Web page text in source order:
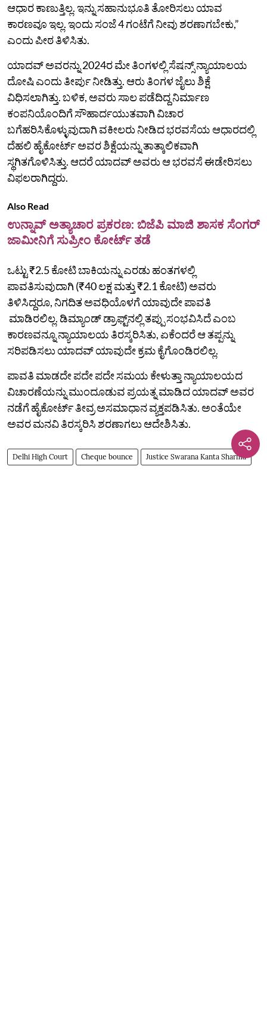
ಆಧಾರ ಕಾಣುತ್ತಿಲ್ಲ. ಇನ್ನು ಸಹಾನುಭೂತಿ ತೋರಿಸಲು ಯಾವ
ಕಾರಣವೂ ಇಲ್ಲ. ಇಂದು ಸಂಜೆ 4 ಗಂಟೆಗೆ ನೀವು ಶರಣಾಗಬೇಕು,”
ಎಂದು ಪೀಠ ತಿಳಿಸಿತು.
ಯಾದವ್ ಅವರನ್ನು 2024ರ ಮೇ ತಿಂಗಳಲ್ಲಿ ಸೆಷನ್ಸ್ ನ್ಯಾಯಾಲಯ
ದೋಷಿ ಎಂದು ತೀರ್ಪು ನೀಡಿತ್ತು. ಆರು ತಿಂಗಳ ಜೈಲು ಶಿಕ್ಷೆ
ವಿಧಿಸಲಾಗಿತ್ತು. ಬಳಿಕ, ಅವರು ಸಾಲ ಪಡೆದಿದ್ದ ನಿರ್ಮಾಣ
ಕಂಪನಿಯೊಂದಿಗೆ ಸೌಹಾರ್ದಯುತವಾಗಿ ವಿಚಾರ
ಬಗೆಹರಿಸಿಕೊಳ್ಳುವುದಾಗಿ ವಕೀಲರು ನೀಡಿದ ಭರವಸೆಯ ಆಧಾರದಲ್ಲಿ
ದೆಹಲಿ ಹೈಕೋರ್ಟ್ ಅವರ ಶಿಕ್ಷೆಯನ್ನು ತಾತ್ಕಾಲಿಕವಾಗಿ
ಸ್ಥಗಿತಗೊಳಿಸಿತ್ತು. ಆದರೆ ಯಾದವ್ ಅವರು ಆ ಭರವಸೆ ಈಡೇರಿಸಲು
ವಿಫಲರಾಗಿದ್ದರು.
Also Read
ಉನ್ನಾವ್ ಅತ್ಯಾಚಾರ ಪ್ರಕರಣ: ಬಿಜೆಪಿ ಮಾಜಿ ಶಾಸಕ ಸೆಂಗರ್
ಜಾಮೀನಿಗೆ ಸುಪ್ರೀಂ ಕೋರ್ಟ್ ತಡೆ
ಒಟ್ಟು ₹2.5 ಕೋಟಿ ಬಾಕಿಯನ್ನು ಎರಡು ಹಂತಗಳಲ್ಲಿ
ಪಾವತಿಸುವುದಾಗಿ (₹40 ಲಕ್ಷ ಮತ್ತು ₹2.1 ಕೋಟಿ) ಅವರು
ತಿಳಿಸಿದ್ದರೂ, ನಿಗದಿತ ಅವಧಿಯೊಳಗೆ ಯಾವುದೇ ಪಾವತಿ
ಮಾಡಿರಲಿಲ್ಲ. ಡಿಮ್ಯಾಂಡ್ ಡ್ರಾಫ್ಟ್‌ನಲ್ಲಿ ತಪ್ಪು ಸಂಭವಿಸಿದೆ ಎಂಬ
ಕಾರಣವನ್ನೂ ನ್ಯಾಯಾಲಯ ತಿರಸ್ಕರಿಸಿತು, ಏಕೆಂದರೆ ಆ ತಪ್ಪನ್ನು
ಸರಿಪಡಿಸಲು ಯಾದವ್ ಯಾವುದೇ ಕ್ರಮ ಕೈಗೊಂಡಿರಲಿಲ್ಲ.
ಪಾವತಿ ಮಾಡದೇ ಪದೇ ಪದೇ ಸಮಯ ಕೇಳುತ್ತಾ ನ್ಯಾಯಾಲಯದ
ವಿಚಾರಣೆಯನ್ನು ಮುಂದೂಡುವ ಪ್ರಯತ್ನ ಮಾಡಿದ ಯಾದವ್ ಅವರ
ನಡೆಗೆ ಹೈಕೋರ್ಟ್ ತೀವ್ರ ಅಸಮಾಧಾನ ವ್ಯಕ್ತಪಡಿಸಿತು. ಅಂತೆಯೇ
ಅವರ ಮನವಿ ತಿರಸ್ಕರಿಸಿ ಶರಣಾಗಲು ಆದೇಶಿಸಿತು.
Delhi High Court Cheque bounce Justice Swarana Kanta Sharma